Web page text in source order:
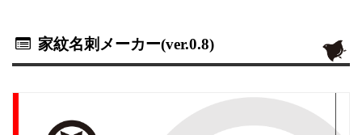
家紋名刺メーカー(ver.0.8)